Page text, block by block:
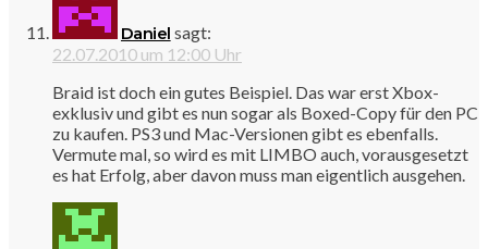
Daniel sagt:
22.07.2010 um 12:00 Uhr
Braid ist doch ein gutes Beispiel. Das war erst Xbox-
exklusiv und gibt es nun sogar als Boxed-Copy für den PC
zu kaufen. PS3 und Mac-Versionen gibt es ebenfalls.
Vermute mal, so wird es mit LIMBO auch, vorausgesetzt
es hat Erfolg, aber davon muss man eigentlich ausgehen.